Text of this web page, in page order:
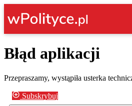
Błąd aplikacji
Przepraszamy, wystąpiła usterka
Subskrybuj